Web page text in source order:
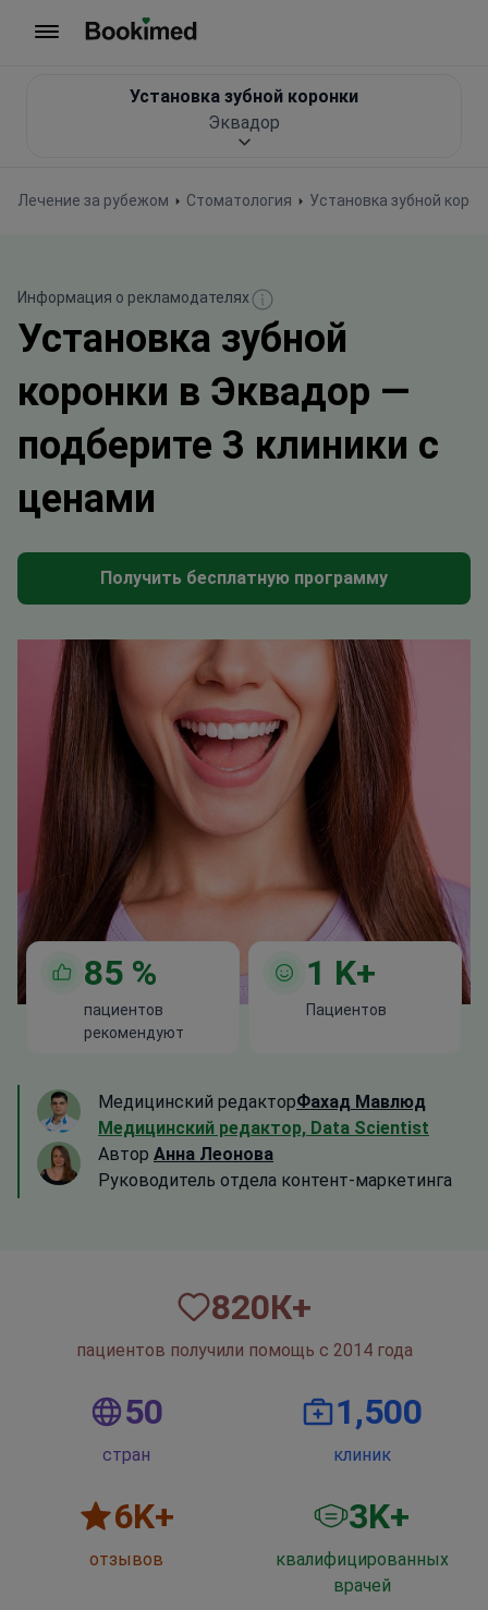
Лечение за рубежом Стоматология Установка зубной
Установка зубной коронки
Эквадор
Информация о рекламодателях
Установка зубной
коронки в Эквадор —
подберите 3 клиники с
ценами
Получить бесплатную программу
85 %
пациентов
рекомендуют
1 K+
Пациентов
Медицинский редакторФахад Мавлюд
Медицинский редактор, Data Scientist
Автор Анна Леонова
Руководитель отдела контент-маркетинга
820К+
пациентов получили помощь с 2014 года
50
стран
1,500
клиник
6K+
отзывов
3K+
квалифицированных
врачей